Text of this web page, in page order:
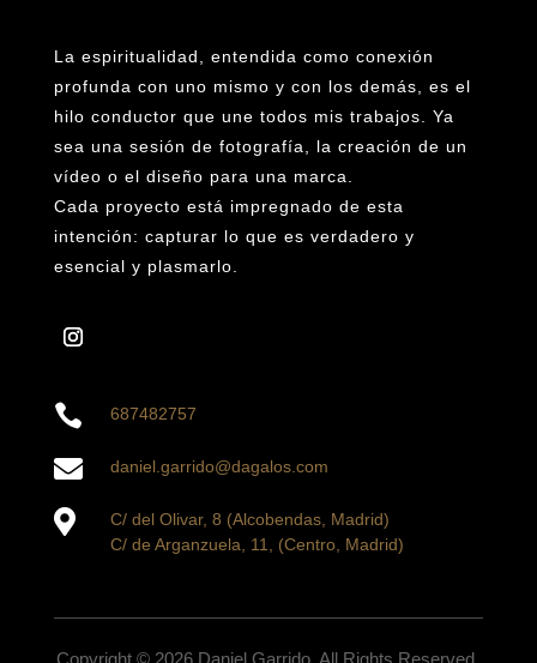
La espiritualidad, entendida como conexión
profunda con uno mismo y con los demás, es el
hilo conductor que une todos mis trabajos. Ya
sea una sesión de fotografía, la creación de un
vídeo o el diseño para una marca.
Cada proyecto está impregnado de esta
intención: capturar lo que es verdadero y
esencial y plasmarlo.
 687482757
 daniel.garrido@dagalos.com

C/ del Olivar, 8 (Alcobendas, Madrid)
C/ de Arganzuela, 11, (Centro, Madrid)
Copyright © 2026 Daniel Garrido. All Rights Reserved.